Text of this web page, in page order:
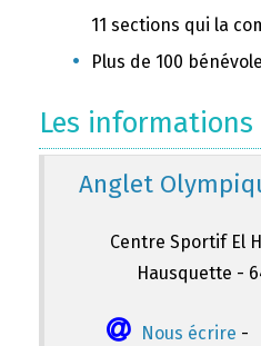
11 sections qui la
Plus de 100
Les
Anglet
Centre Sportif El
Hausquette -
Nous écrire -